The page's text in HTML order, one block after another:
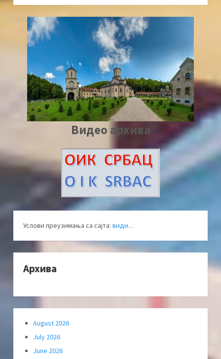
Видео архива
Услови преузимања са сајта: види...
Архива
August 2026
July 2026
June 2026